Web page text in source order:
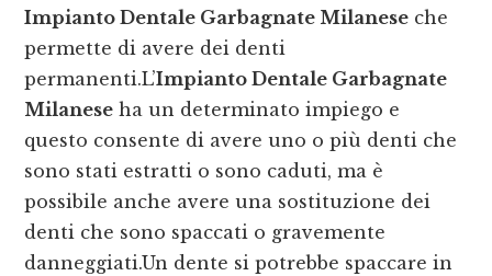
Impianto Dentale Garbagnate Milanese che
permette di avere dei denti
permanenti.L’Impianto Dentale Garbagnate
Milanese ha un determinato impiego e
questo consente di avere uno o più denti che
sono stati estratti o sono caduti, ma è
possibile anche avere una sostituzione dei
denti che sono spaccati o gravemente
danneggiati.Un dente si potrebbe spaccare in